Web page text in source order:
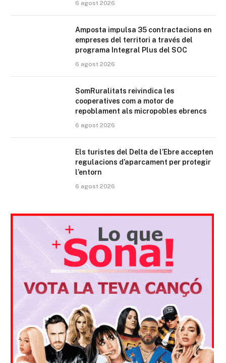
6 agost 2026
Amposta impulsa 35 contractacions en
empreses del territori a través del
programa Integral Plus del SOC
6 agost 2026
SomRuralitats reivindica les
cooperatives com a motor de
repoblament als micropobles ebrencs
6 agost 2026
Els turistes del Delta de l’Ebre accepten
regulacions d’aparcament per protegir
l’entorn
6 agost 2026